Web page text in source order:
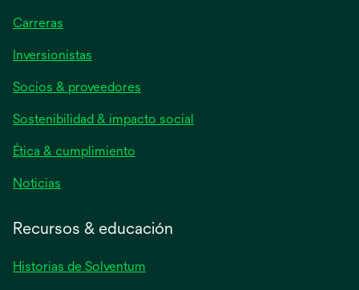
Carreras
Inversionistas
en
una
pestaña
nueva
Socios & proveedores
Sostenibilidad & impacto social
Ética & cumplimiento
Noticias
pestaña
Recursos & educación
Historias de Solventum